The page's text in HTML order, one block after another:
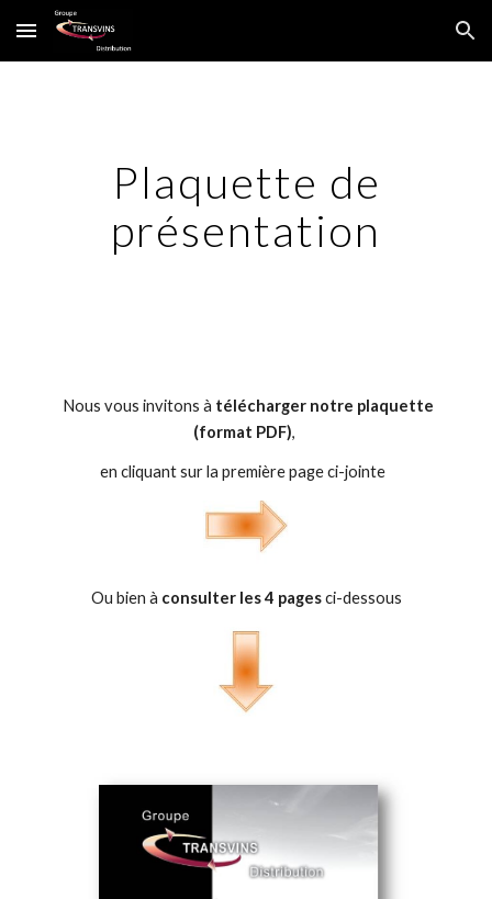
Skip to main content Skip to navigation
Plaquette de
présentation
Nous vous invitons à télécharger notre plaquette
(format PDF),
en cliquant sur la première page ci-jointe
Ou bien à consulter les 4 pagesci-dessous